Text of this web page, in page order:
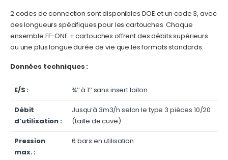
2 codes de connection sont disponibles DOE et un code 3, avec
des longueurs spécifiques pour les cartouches. Chaque
ensemble FF-ONE + cartouches offrent des débits supérieurs
ou une plus longue durée de vie que les formats standards.
Données techniques :
E/S : ¾’’ à 1’’ sans insert laiton
Débit
d’utilisation :
Jusqu’à 3m3/h selon le type 3 pièces 10/20
(taille de cuve)
Pression
max. :
6 bars en utilisation